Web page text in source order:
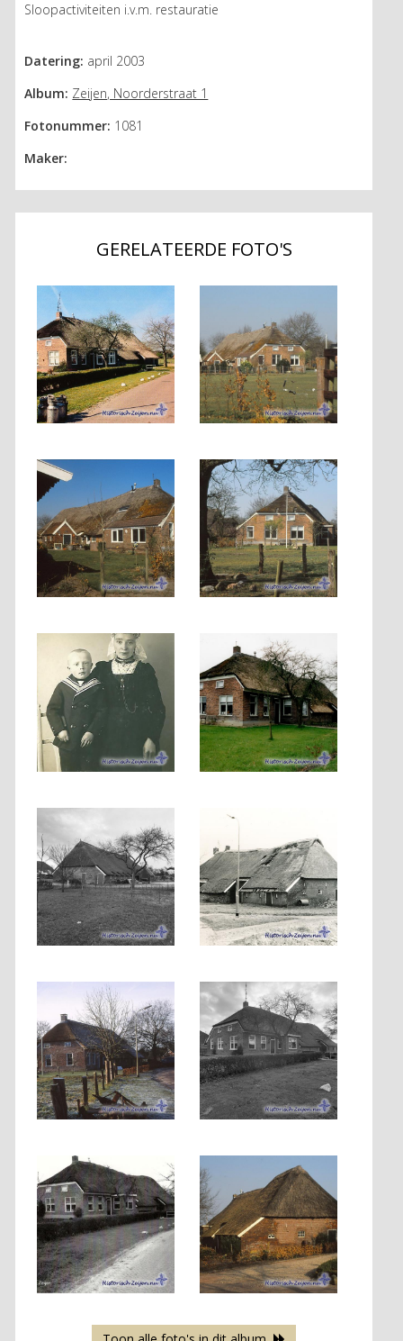
Sloopactiviteiten i.v.m. restauratie
Datering: april 2003
Album: Zeijen, Noorderstraat 1
Fotonummer: 1081
Maker:
GERELATEERDE FOTO'S